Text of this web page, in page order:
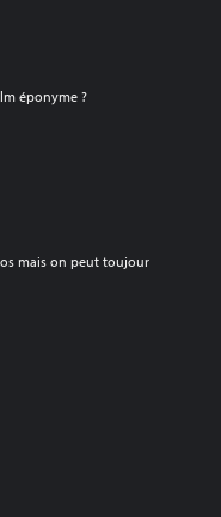
éponyme ?
mais on peut toujour